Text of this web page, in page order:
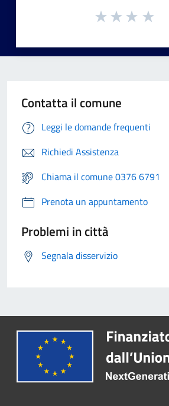
Contatta il comune
Leggi le domande frequenti
Richiedi Assistenza
Chiama il comune 0376 6791
Prenota un appuntamento
Problemi in città
Segnala disservizio